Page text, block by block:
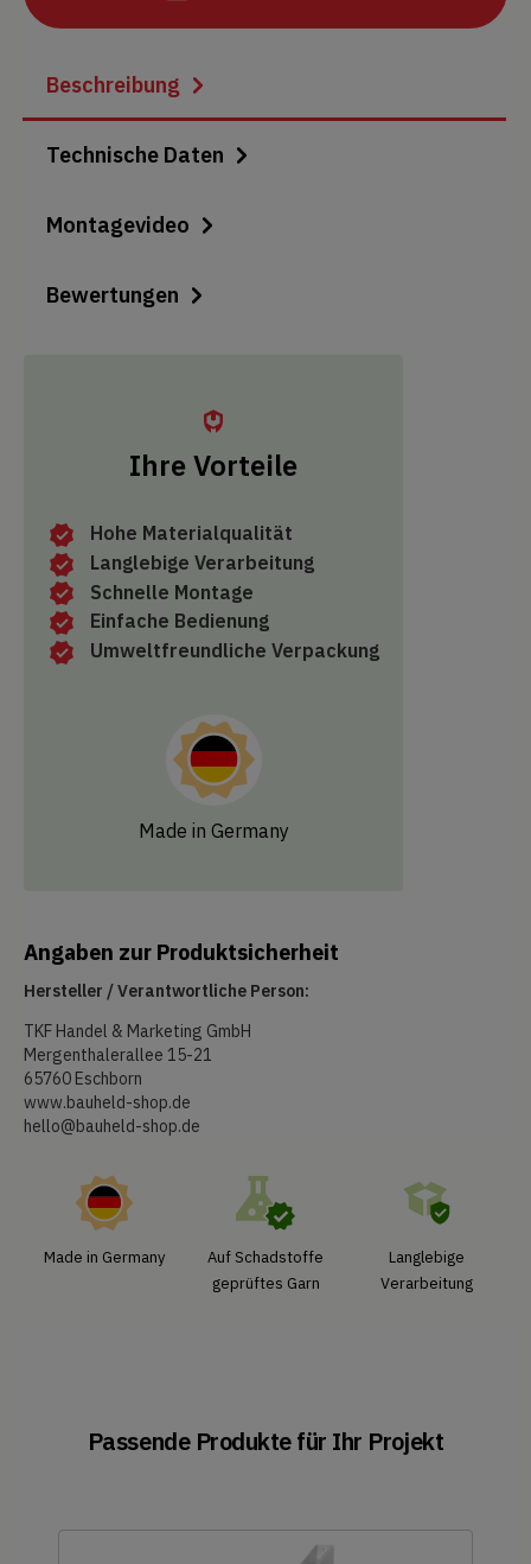
Beschreibung
Technische Daten
Montagevideo
Bewertungen
Ihre Vorteile
Hohe Materialqualität
Langlebige Verarbeitung
Schnelle Montage
Einfache Bedienung
Umweltfreundliche Verpackung
Made in Germany
Angaben zur Produktsicherheit
Hersteller / Verantwortliche Person:
TKF Handel & Marketing GmbH
Mergenthalerallee 15-21
65760 Eschborn
www.bauheld-shop.de
hello@bauheld-shop.de
Made in Germany
Auf Schadstoffe
geprüftes Garn
Langlebige
Verarbeitung
Passende Produkte für Ihr Projekt